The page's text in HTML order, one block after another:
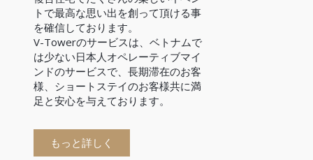
トで最高な思い出を創って頂ける事
を確信しております。
V-Towerのサービスは、ベトナムで
は少ない日本人オペレーティブマイ
ンドのサービスで、長期滞在のお客
様、ショートステイのお客様共に満
足と安心を与えております。
もっと詳しく